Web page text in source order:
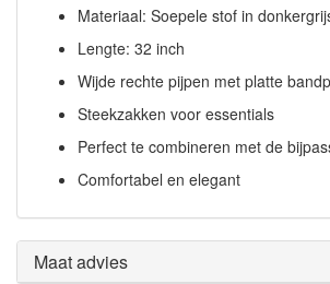
Materiaal: Soepele stof in
Lengte: 32 inch
Wijde rechte pijpen met platte
Steekzakken voor essentials
Perfect te combineren met de
Comfortabel en elegant
Maat advies